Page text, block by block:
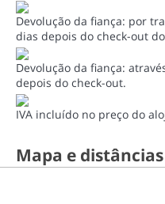
Devolução da fiança: por
dias depois do check-out
Devolução da fiança:
depois do check-out.
IVA incluído no preço do
Mapa e distâncias